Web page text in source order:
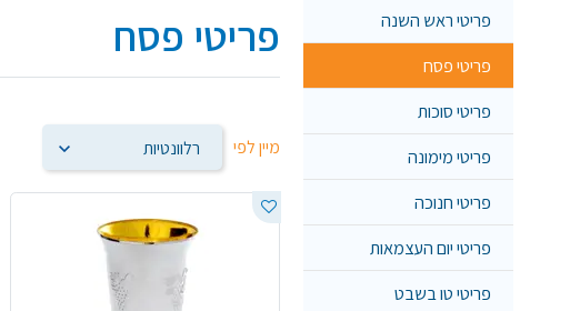
פריטי ראש השנה
פריטי פסח
פריטי סוכות
פריטי מימונה
פריטי חנוכה
פריטי יום העצמאות
פריטי טו בשבט
פריטי פסח
מיין לפי